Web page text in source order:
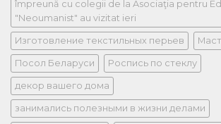
împreună cu colegii de la Asociaţia pentru
"Neoumanist" au vizitat ieri
Изготовление текстильных перьев
Посол Беларуси Роспись по стеклу
декор вашего дома
занимались полезными в жизни делами